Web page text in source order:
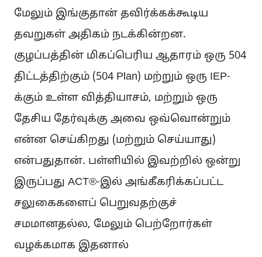
மேலும் இங்குதான் தவிர்க்கக்கூடிய
தவறுகள் அதிகம் நடக்கின்றன.
குழப்பத்தின் மிகப்பெரிய ஆதாரம் ஒரு 504
திட்டத்திற்கும் (504 Plan) மற்றும் ஒரு IEP-
க்கும் உள்ள வித்தியாசம், மற்றும் ஒரு
தேசிய தேர்வுக்கு அவை ஒவ்வொன்றும்
என்ன செய்கிறது (மற்றும் செய்யாது)
என்பதுதான். பள்ளியில் இவற்றில் ஒன்று
இருப்பது ACT®-இல் அங்கீகரிக்கப்பட்ட
சலுகைகளைப் பெறுவதற்குச்
சமமானதல்ல, மேலும் பெற்றோர்கள்
வழக்கமாக இதனால்